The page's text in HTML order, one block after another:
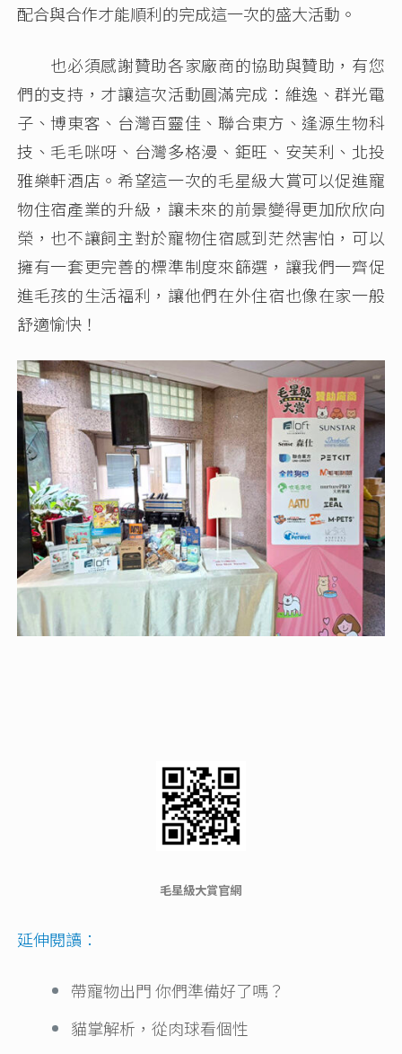
配合與合作才能順利的完成這一次的盛大活動。
也必須感謝贊助各家廠商的協助與贊助，有您
們的支持，才讓這次活動圓滿完成：維逸、群光電
子、博東客、台灣百靈佳、聯合東方、逢源生物科
技、毛毛咪呀、台灣多格漫、鉅旺、安芙利、北投
雅樂軒酒店。希望這一次的毛星級大賞可以促進寵
物住宿產業的升級，讓未來的前景變得更加欣欣向
榮，也不讓飼主對於寵物住宿感到茫然害怕，可以
擁有一套更完善的標準制度來篩選，讓我們一齊促
進毛孩的生活福利，讓他們在外住宿也像在家一般
舒適愉快！
毛星級大賞官網
延伸閱讀：
帶寵物出門 你們準備好了嗎？
貓掌解析，從肉球看個性